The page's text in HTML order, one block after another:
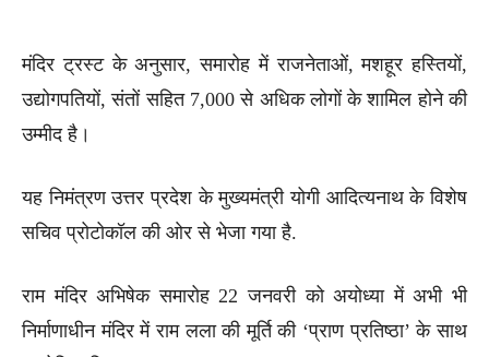
मंदिर ट्रस्ट के अनुसार, समारोह में राजनेताओं, मशहूर हस्तियों,
उद्योगपतियों, संतों सहित 7,000 से अधिक लोगों के शामिल होने की
उम्मीद है।
यह निमंत्रण उत्तर प्रदेश के मुख्यमंत्री योगी आदित्यनाथ के विशेष
सचिव प्रोटोकॉल की ओर से भेजा गया है.
राम मंदिर अभिषेक समारोह 22 जनवरी को अयोध्या में अभी भी
निर्माणाधीन मंदिर में राम लला की मूर्ति की ‘प्राण प्रतिष्ठा’ के साथ